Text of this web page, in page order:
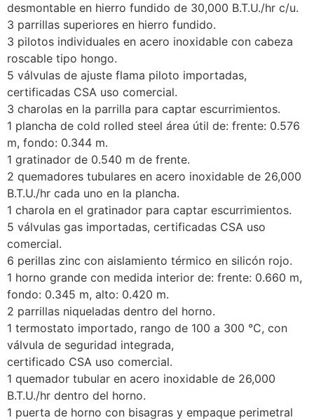
desmontable en hierro fundido de 30,000 B.T.U./hr c/u.
3 parrillas superiores en hierro fundido.
3 pilotos individuales en acero inoxidable con cabeza
roscable tipo hongo.
5 válvulas de ajuste flama piloto importadas,
certificadas CSA uso comercial.
3 charolas en la parrilla para captar escurrimientos.
1 plancha de cold rolled steel área útil de: frente: 0.576
m, fondo: 0.344 m.
1 gratinador de 0.540 m de frente.
2 quemadores tubulares en acero inoxidable de 26,000
B.T.U./hr cada uno en la plancha.
1 charola en el gratinador para captar escurrimientos.
5 válvulas gas importadas, certificadas CSA uso
comercial.
6 perillas zinc con aislamiento térmico en silicón rojo.
1 horno grande con medida interior de: frente: 0.660 m,
fondo: 0.345 m, alto: 0.420 m.
2 parrillas niqueladas dentro del horno.
1 termostato importado, rango de 100 a 300 °C, con
válvula de seguridad integrada,
certificado CSA uso comercial.
1 quemador tubular en acero inoxidable de 26,000
B.T.U./hr dentro del horno.
1 puerta de horno con bisagras y empaque perimetral